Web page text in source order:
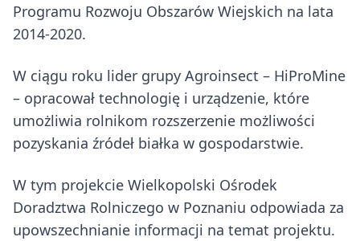
Programu Rozwoju Obszarów Wiejskich na lata
2014-2020.
W ciągu roku lider grupy Agroinsect – HiProMine
– opracował technologię i urządzenie, które
umożliwia rolnikom rozszerzenie możliwości
pozyskania źródeł białka w gospodarstwie.
W tym projekcie Wielkopolski Ośrodek
Doradztwa Rolniczego w Poznaniu odpowiada za
upowszechnianie informacji na temat projektu.